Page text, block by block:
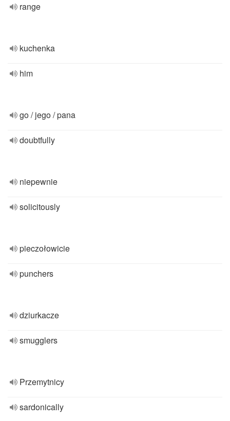
range
kuchenka
him
go / jego / pana
doubtfully
niepewnie
solicitously
pieczołowicie
punchers
dziurkacze
smugglers
Przemytnicy
sardonically